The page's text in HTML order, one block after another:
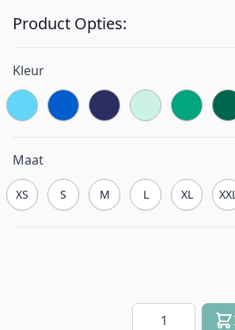
Product Opties:
Kleur
Maat
XS S M L XL
Aantal